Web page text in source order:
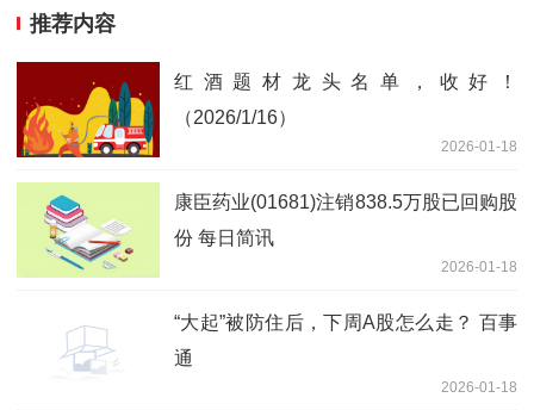
推荐内容
红酒题材龙头名单，收好！
（2026/1/16）
2026-01-18
康臣药业(01681)注销838.5万股已回购股
份 每日简讯
2026-01-18
“大起”被防住后，下周A股怎么走？ 百事
通
2026-01-18